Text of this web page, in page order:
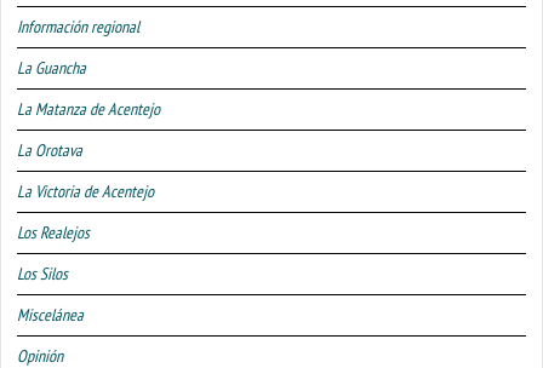
Información regional
La Guancha
La Matanza de Acentejo
La Orotava
La Victoria de Acentejo
Los Realejos
Los Silos
Miscelánea
Opinión